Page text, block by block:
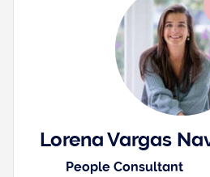
Lorena Vargas
People Consultant